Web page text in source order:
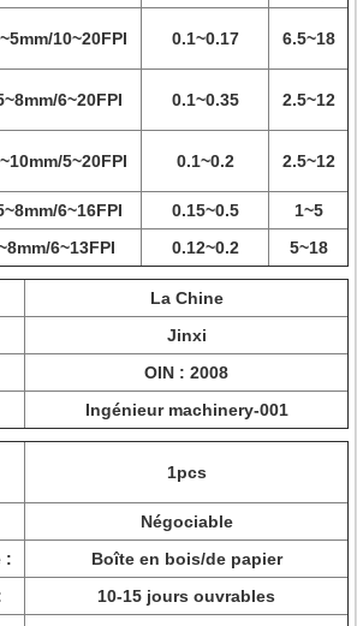
10~20FPI 0.1~0.17 6.5~18
6~20FPI 0.1~0.35 2.5~12
5~20FPI 0.1~0.2 2.5~12
6~16FPI 0.15~0.5
1~5
6~13FPI 0.12~0.2 5~18
La Chine
Jinxi
OIN : 2008
Ingénieur machinery-001
1pcs
Négociable
:
Boîte en bois/de papier
10-15 jours ouvrables